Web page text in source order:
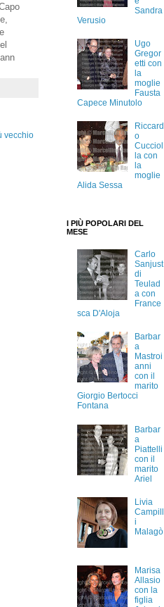
vecchio
Sandra
Verusio
Ugo
Gregor
etti con
la
moglie
Fausta
Capece Minutolo
Riccard
o
Cucciol
la con
la
moglie
Alida Sessa
I PIÙ POPOLARI DEL
MESE
Carlo
Sanjust
di
Teulad
a con
France
sca D'Aloja
Barbar
a
Mastroi
anni
con il
marito
Giorgio Bertocci
Fontana
Barbar
a
Piattelli
con il
marito
Ariel
Livia
Campill
i
Malagò
Marisa
Allasio
con la
figlia